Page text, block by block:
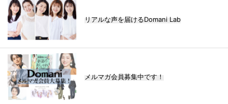
リアルな声を届けるDomani Lab
メルマガ会員募集中です！